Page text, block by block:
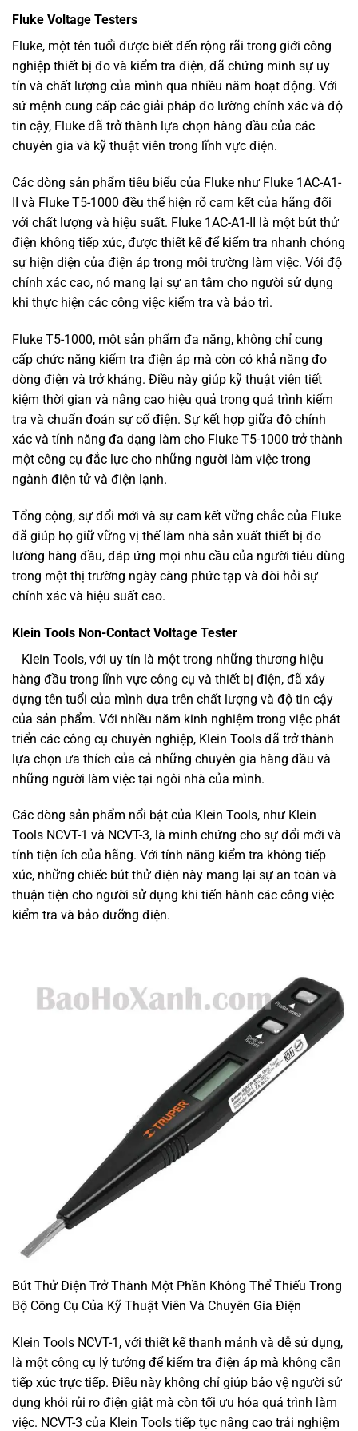
Fluke Voltage Testers
Fluke, một tên tuổi được biết đến rộng rãi trong giới công
nghiệp thiết bị đo và kiểm tra điện, đã chứng minh sự uy
tín và chất lượng của mình qua nhiều năm hoạt động. Với
sứ mệnh cung cấp các giải pháp đo lường chính xác và độ
tin cậy, Fluke đã trở thành lựa chọn hàng đầu của các
chuyên gia và kỹ thuật viên trong lĩnh vực điện.
Các dòng sản phẩm tiêu biểu của Fluke như Fluke 1AC-A1-
II và Fluke T5-1000 đều thể hiện rõ cam kết của hãng đối
với chất lượng và hiệu suất. Fluke 1AC-A1-II là một bút thử
điện không tiếp xúc, được thiết kế để kiểm tra nhanh chóng
sự hiện diện của điện áp trong môi trường làm việc. Với độ
chính xác cao, nó mang lại sự an tâm cho người sử dụng
khi thực hiện các công việc kiểm tra và bảo trì.
Fluke T5-1000, một sản phẩm đa năng, không chỉ cung
cấp chức năng kiểm tra điện áp mà còn có khả năng đo
dòng điện và trở kháng. Điều này giúp kỹ thuật viên tiết
kiệm thời gian và nâng cao hiệu quả trong quá trình kiểm
tra và chuẩn đoán sự cố điện. Sự kết hợp giữa độ chính
xác và tính năng đa dạng làm cho Fluke T5-1000 trở thành
một công cụ đắc lực cho những người làm việc trong
ngành điện tử và điện lạnh.
Tổng cộng, sự đổi mới và sự cam kết vững chắc của Fluke
đã giúp họ giữ vững vị thế làm nhà sản xuất thiết bị đo
lường hàng đầu, đáp ứng mọi nhu cầu của người tiêu dùng
trong một thị trường ngày càng phức tạp và đòi hỏi sự
chính xác và hiệu suất cao.
Klein Tools Non-Contact Voltage Tester
Klein Tools, với uy tín là một trong những thương hiệu
hàng đầu trong lĩnh vực công cụ và thiết bị điện, đã xây
dựng tên tuổi của mình dựa trên chất lượng và độ tin cậy
của sản phẩm. Với nhiều năm kinh nghiệm trong việc phát
triển các công cụ chuyên nghiệp, Klein Tools đã trở thành
lựa chọn ưa thích của cả những chuyên gia hàng đầu và
những người làm việc tại ngôi nhà của mình.
Các dòng sản phẩm nổi bật của Klein Tools, như Klein
Tools NCVT-1 và NCVT-3, là minh chứng cho sự đổi mới và
tính tiện ích của hãng. Với tính năng kiểm tra không tiếp
xúc, những chiếc bút thử điện này mang lại sự an toàn và
thuận tiện cho người sử dụng khi tiến hành các công việc
kiểm tra và bảo dưỡng điện.
Bút Thử Điện Trở Thành Một Phần Không Thể Thiếu Trong
Bộ Công Cụ Của Kỹ Thuật Viên Và Chuyên Gia Điện
Klein Tools NCVT-1, với thiết kế thanh mảnh và dễ sử dụng,
là một công cụ lý tưởng để kiểm tra điện áp mà không cần
tiếp xúc trực tiếp. Điều này không chỉ giúp bảo vệ người sử
dụng khỏi rủi ro điện giật mà còn tối ưu hóa quá trình làm
việc. NCVT-3 của Klein Tools tiếp tục nâng cao trải nghiệm